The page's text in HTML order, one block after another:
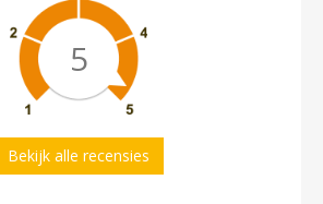
5
Bekijk alle recensies